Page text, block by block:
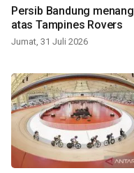
Persib Bandung menang
atas Tampines Rovers
Jumat, 31 Juli 2026